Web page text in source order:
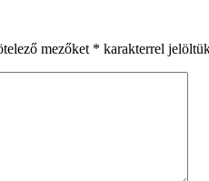
mezőket * karakterrel